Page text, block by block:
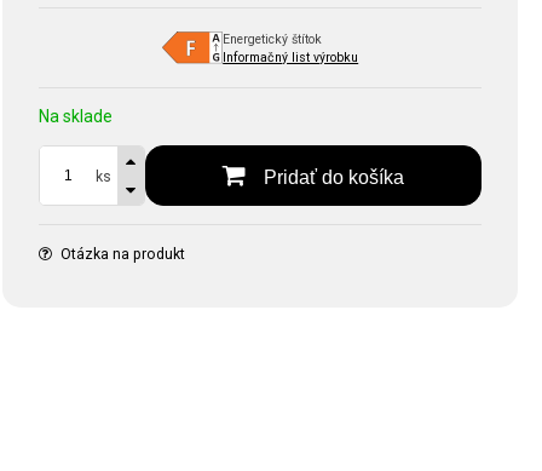
Energetický štítok
Informačný list výrobku
Na sklade
ks Pridať do košíka
Otázka na produkt